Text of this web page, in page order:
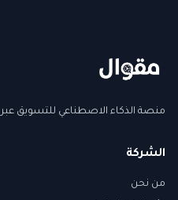
منصة الذكاء الاصطناعي للتسويق عبر
الشركة
من نحن